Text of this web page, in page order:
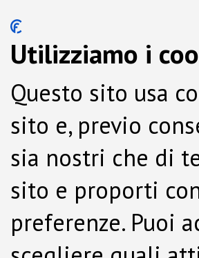
Utilizziamo i
Questo sito usa
sito e, previo
sia nostri che di
sito e proporti
preferenze. Puoi